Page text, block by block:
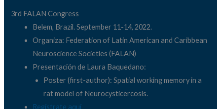
3rd FALAN Congress
Belem, Brazil. September 11-14, 2022.
Organiza: Federation of Latin American and Caribbean
Neuroscience Societies (FALAN)
Presentación de Laura Baquedano:
Poster (first-author): Spatial working memory in a
rat model of Neurocysticercosis.
Regístrate aquí